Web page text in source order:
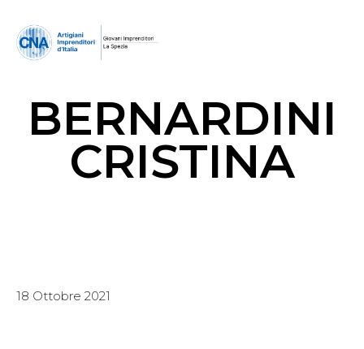
BERNARDINI
CRISTINA
18 Ottobre 2021